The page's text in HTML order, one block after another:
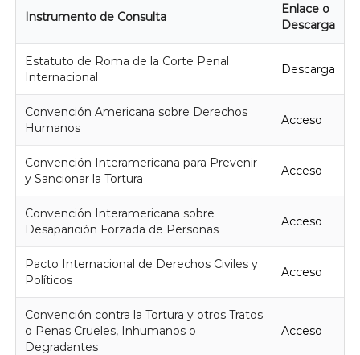
!
Instrumento de Consulta
Enlace o
Descarga
Estatuto de Roma de la Corte Penal
Internacional
Descarga
Convención Americana sobre Derechos
Humanos
Acceso
Convención Interamericana para Prevenir
y Sancionar la Tortura
Acceso
Convención Interamericana sobre
Desaparición Forzada de Personas
Acceso
Pacto Internacional de Derechos Civiles y
Políticos
Acceso
Convención contra la Tortura y otros Tratos
o Penas Crueles, Inhumanos o
Degradantes
Acceso